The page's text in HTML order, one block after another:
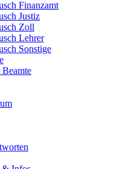
Finanzamt
Justiz
Zoll
Lehrer
Sonstige